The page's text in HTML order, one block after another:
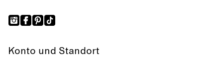
Konto und Standort